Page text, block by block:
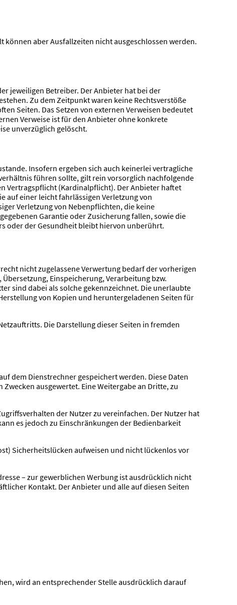
aber Ausfallzeiten nicht ausgeschlossen werden.
jeweiligen Betreiber. Der Anbieter hat bei der
Zu dem Zeitpunkt waren keine Rechtsverstöße
Seiten. Das Setzen von externen Verweisen bedeutet
Verweise ist für den Anbieter ohne konkrete
unverzüglich gelöscht.
Insofern ergeben sich auch keinerlei vertragliche
führen sollte, gilt rein vorsorglich nachfolgende
Vertragspflicht (Kardinalpflicht). Der Anbieter haftet
auf einer leicht fahrlässigen Verletzung von
Verletzung von Nebenpflichten, die keine
Garantie oder Zusicherung fallen, sowie die
oder der Gesundheit bleibt hiervon unberührt.
nicht zugelassene Verwertung bedarf der vorherigen
Einspeicherung, Verarbeitung bzw.
sind dabei als solche gekennzeichnet. Die unerlaubte
von Kopien und heruntergeladenen Seiten für
Die Darstellung dieser Seiten in fremden
dem Dienstrechner gespeichert werden. Diese Daten
ausgewertet. Eine Weitergabe an Dritte, zu
der Nutzer zu vereinfachen. Der Nutzer hat
es jedoch zu Einschränkungen der Bedienbarkeit
Sicherheitslücken aufweisen und nicht lückenlos vor
– zur gewerblichen Werbung ist ausdrücklich nicht
Kontakt. Der Anbieter und alle auf diesen Seiten
wird an entsprechender Stelle ausdrücklich darauf